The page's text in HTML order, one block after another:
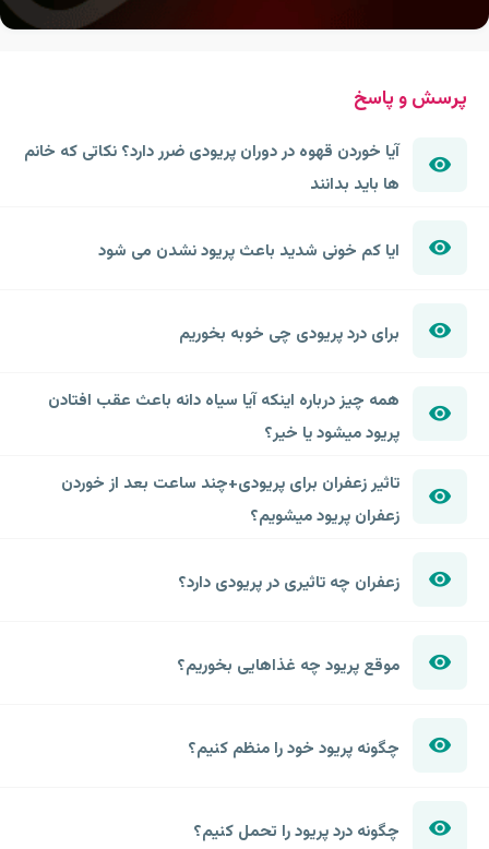
پرسش و پاسخ
آیا خوردن قهوه در دوران پریودی ضرر دارد؟ نکاتی که خانم
ها باید بدانند
ایا کم خونی شدید باعث پریود نشدن می شود
برای درد پریودی چی خوبه بخوریم
همه چیز درباره اینکه آیا سیاه دانه باعث عقب افتادن
پریود میشود یا خیر؟
تاثیر زعفران برای پریودی+چند ساعت بعد از خوردن
زعفران پریود میشویم؟
زعفران چه تاثیری در پریودی دارد؟
موقع پریود چه غذاهایی بخوریم؟
چگونه پریود خود را منظم کنیم؟
چگونه درد پریود را تحمل کنیم؟